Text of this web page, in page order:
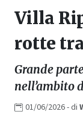
Villa
rotte
Grande
nell’ambito
01/06/2026- di